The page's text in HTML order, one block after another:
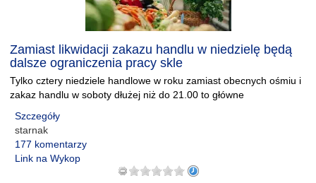
Zamiast likwidacji zakazu handlu w niedzielę będą
dalsze ograniczenia pracy skle
Tylko cztery niedziele handlowe w roku zamiast obecnych ośmiu i
zakaz handlu w soboty dłużej niż do 21.00 to główne
Szczegóły
starnak
177 komentarzy
Link na Wykop